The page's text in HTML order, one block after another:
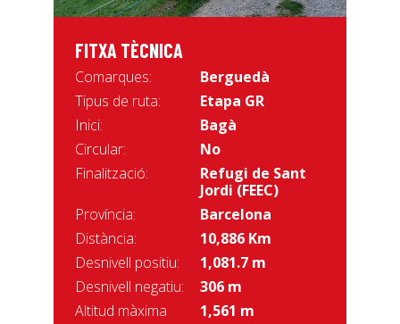
FITXA TÈCNICA
Comarques:
Berguedà
Tipus de ruta:
Etapa GR
Inici:
Bagà
Circular:
No
Finalització:
Refugi de Sant
Jordi (FEEC)
Província:
Barcelona
Distància:
10,886 Km
Desnivell positiu:
1,081.7 m
Desnivell negatiu:
306 m
Altitud màxima
1,561 m